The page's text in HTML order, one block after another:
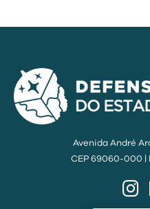
Avenida André
CEP 69060-000 |